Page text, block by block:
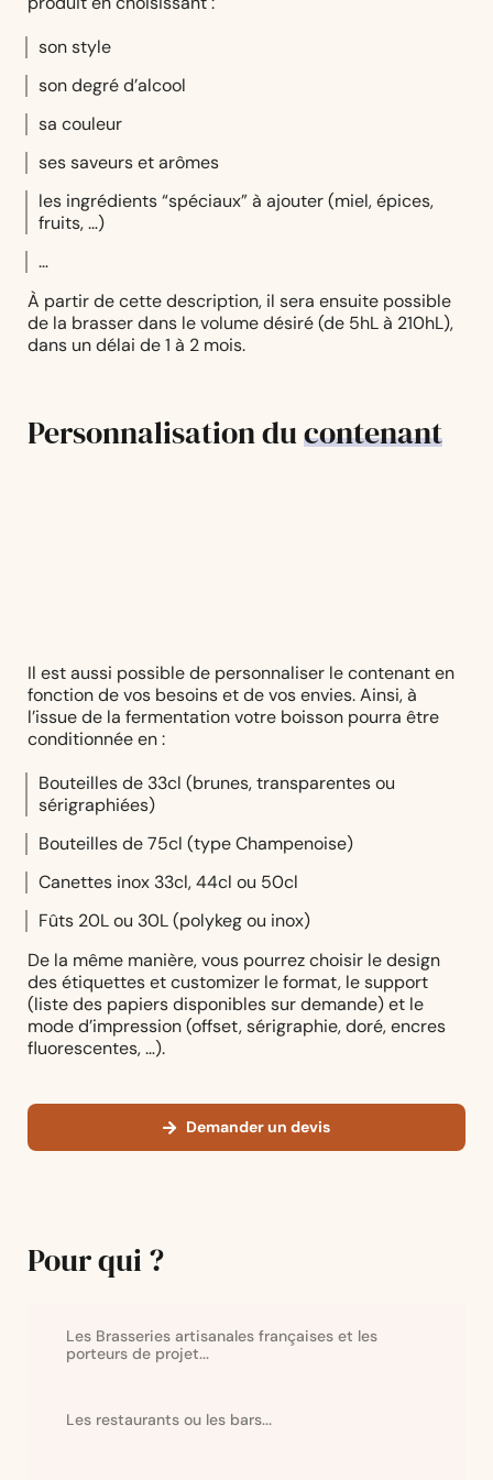
son style
son degré d’alcool
sa couleur
ses saveurs et arômes
les ingrédients “spéciaux” à ajouter (miel, épices,
fruits, …)
…
À partir de cette description, il sera ensuite possible
de la brasser dans le volume désiré (de 5hL à 210hL),
dans un délai de 1 à 2 mois.
Personnalisation ducontenant
Il est aussi possible de personnaliser le contenant en
fonction de vos besoins et de vos envies. Ainsi, à
l’issue de la fermentation votre boisson pourra être
conditionnée en :
Bouteilles de 33cl (brunes, transparentes ou
sérigraphiées)
Bouteilles de 75cl (type Champenoise)
Canettes inox 33cl, 44cl ou 50cl
Fûts 20L ou 30L (polykeg ou inox)
De la même manière, vous pourrez choisir le design
des étiquettes et customizer le format, le support
(liste des papiers disponibles sur demande) et le
mode d’impression (offset, sérigraphie, doré, encres
fluorescentes, …).
Demander un devis
Pour qui ?
Les Brasseries artisanales françaises et les
porteurs de projet...
Les restaurants ou les bars...
…à la recherche d’une brasserie spécialisée et équipée